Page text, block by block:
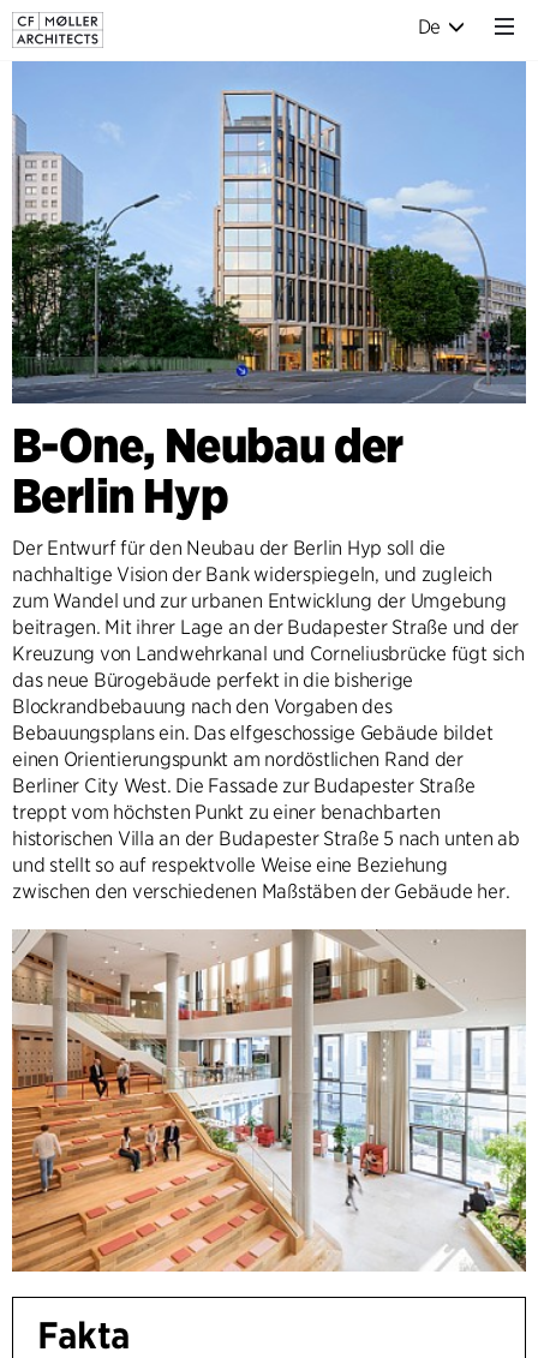
De
B-One, Neubau der
Berlin Hyp
Der Entwurf für den Neubau der Berlin Hyp soll die
nachhaltige Vision der Bank widerspiegeln, und zugleich
zum Wandel und zur urbanen Entwicklung der Umgebung
beitragen. Mit ihrer Lage an der Budapester Straße und der
Kreuzung von Landwehrkanal und Corneliusbrücke fügt sich
das neue Bürogebäude perfekt in die bisherige
Blockrandbebauung nach den Vorgaben des
Bebauungsplans ein. Das elfgeschossige Gebäude bildet
einen Orientierungspunkt am nordöstlichen Rand der
Berliner City West. Die Fassade zur Budapester Straße
treppt vom höchsten Punkt zu einer benachbarten
historischen Villa an der Budapester Straße 5 nach unten ab
und stellt so auf respektvolle Weise eine Beziehung
zwischen den verschiedenen Maßstäben der Gebäude her.
Fakta